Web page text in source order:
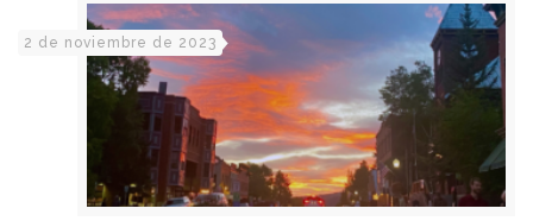
2 de noviembre de 2023